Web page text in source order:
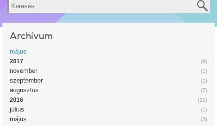
Keresés
Archívum
május
(9)
2017
(1)
november
(1)
szeptember
(7)
augusztus
(21)
2016
(1)
július
(3)
május